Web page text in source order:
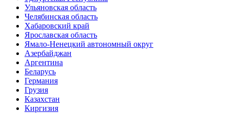
Ульяновская область
Челябинская область
Хабаровский край
Ярославская область
Ямало-Ненецкий автономный округ
Азербайджан
Аргентина
Беларусь
Германия
Грузия
Казахстан
Киргизия